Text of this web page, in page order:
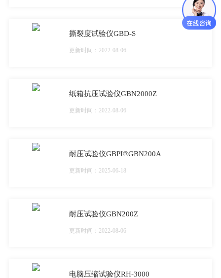
撕裂度试验仪GBD-S
更新时间：2022-08-06
纸箱抗压试验仪GBN2000Z
更新时间：2022-08-06
耐压试验仪GBPI®GBN200A
更新时间：2025-06-18
耐压试验仪GBN200Z
更新时间：2022-08-06
电脑压缩试验仪RH-3000